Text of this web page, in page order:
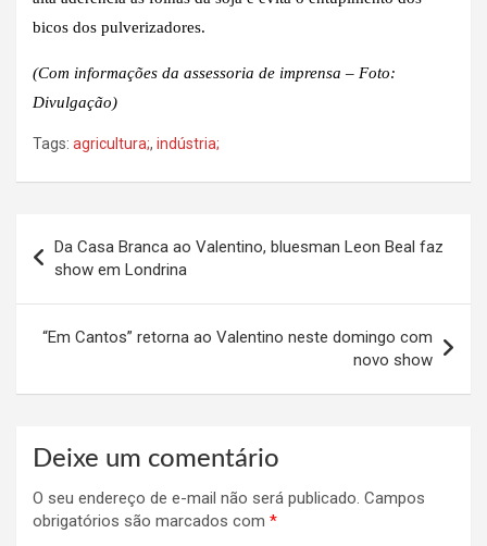
bicos dos pulverizadores.
(Com informações da assessoria de imprensa – Foto:
Divulgação)
Tags: agricultura;, indústria;
de
Post
Da Casa Branca ao Valentino, bluesman Leon Beal faz
show em Londrina
“Em Cantos” retorna ao Valentino neste domingo com
novo show
Deixe um comentário
O seu endereço de e-mail não será publicado. Campos
obrigatórios são marcados com *